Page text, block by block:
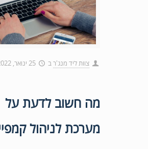
צוות ליד מנג'רב 25 ינואר, 2022
מה חשוב לדעת על
מערכת לניהול